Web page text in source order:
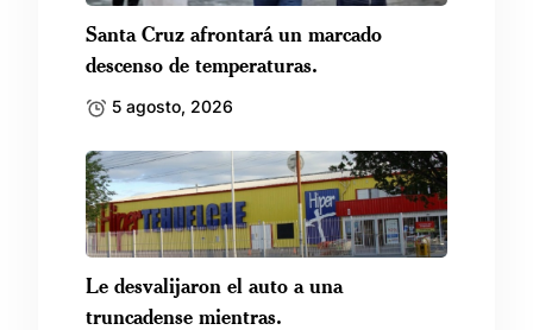
Santa Cruz afrontará un marcado
descenso de temperaturas.
5 agosto, 2026
Le desvalijaron el auto a una
truncadense mientras.